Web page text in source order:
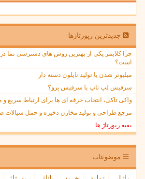
جدیدترین رپورتاژها
چرا کلایمر یکی از بهترین روش های دسترسی نما
است؟
میلیونر شدن با تولید نایلون دسته دار
سرفیس لپ تاپ یا سرفیس پرو؟
واکی تاکی، انتخاب حرفه ای ها برای ارتباط سریع
مرجع طراحی و تولید مخازن ذخیره و حمل سیالات
بقیه رپورتاژ ها
موضوعات